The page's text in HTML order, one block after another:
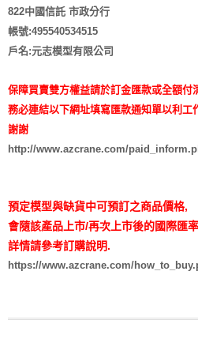
822中國信託 市政分行
帳號:495540534515
戶名:元志模型有限公司
保障買賣雙方權益請於訂金匯款或全額付
務必連結以下網址填寫匯款通知單以利工
謝謝
http://www.azcrane.com/
預定模型與缺貨中可預訂之商品價格,
會隨該產品上市/再次上市後的國際匯
詳情請參考訂購說明.
https://www.azcrane.com/